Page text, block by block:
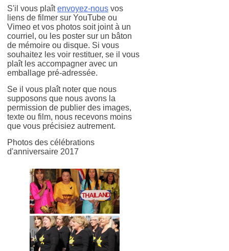
S'il vous plaîtenvoyez-nous vos
liens de filmer sur YouTube ou
Vimeo et vos photos soit joint à un
courriel, ou les poster sur un bâton
de mémoire ou disque. Si vous
souhaitez les voir restituer, se il vous
plaît les accompagner avec un
emballage pré-adressée.
Se il vous plaît noter que nous
supposons que nous avons la
permission de publier des images,
texte ou film, nous recevons moins
que vous précisiez autrement.
Photos des célébrations
d'anniversaire 2017